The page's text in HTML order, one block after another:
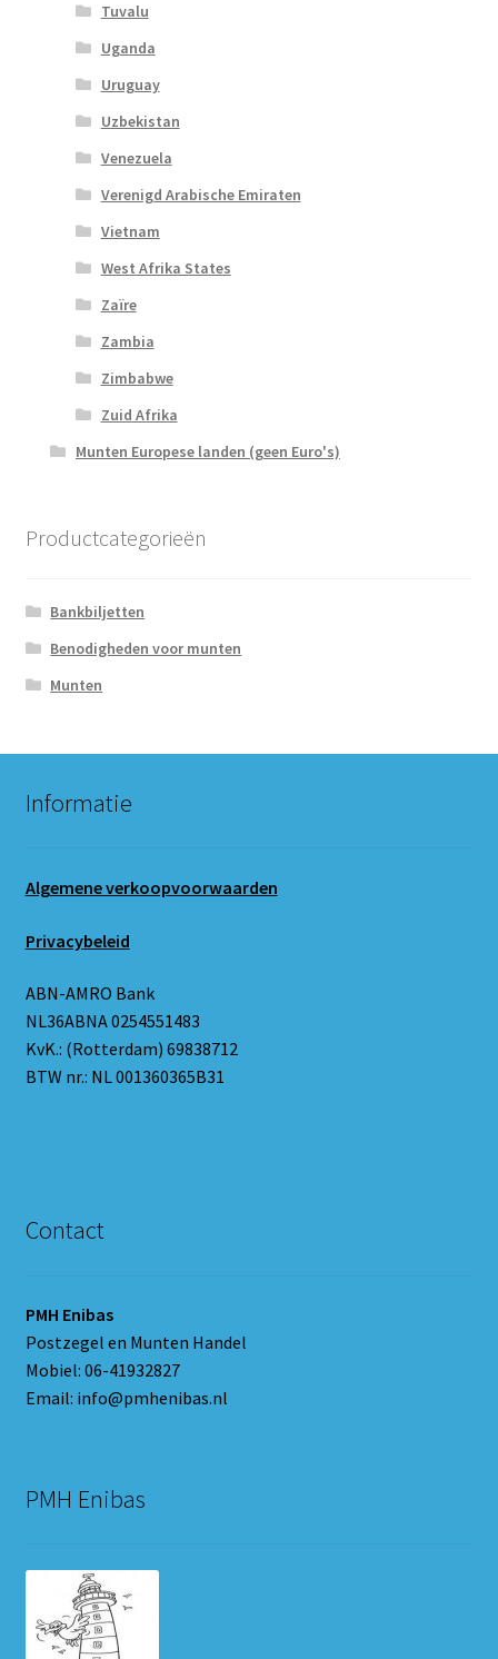
Tuvalu
Uganda
Uruguay
Uzbekistan
Venezuela
Verenigd Arabische Emiraten
Vietnam
West Afrika States
Zaïre
Zambia
Zimbabwe
Zuid Afrika
Munten Europese landen (geen Euro's)
Productcategorieën
Bankbiljetten
Benodigheden voor munten
Munten
Informatie
Algemene verkoopvoorwaarden
Privacybeleid
ABN-AMRO Bank
NL36ABNA 0254551483
KvK.: (Rotterdam) 69838712
BTW nr.: NL 001360365B31
Contact
PMH Enibas
Postzegel en Munten Handel
Mobiel: 06-41932827
Email: info@pmhenibas.nl
PMH Enibas